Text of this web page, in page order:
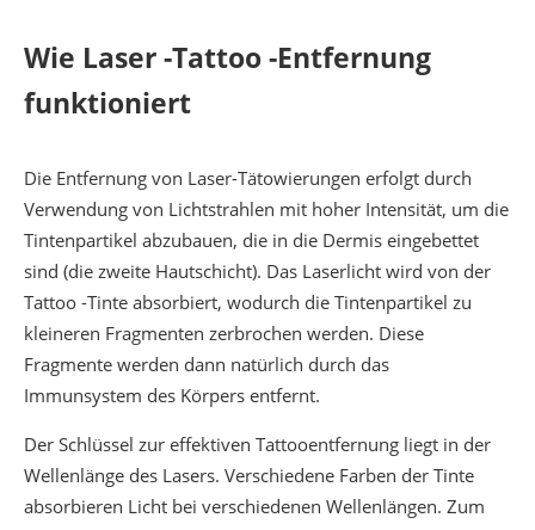
Wie Laser -Tattoo -Entfernung
funktioniert
Die Entfernung von Laser-Tätowierungen erfolgt durch
Verwendung von Lichtstrahlen mit hoher Intensität, um die
Tintenpartikel abzubauen, die in die Dermis eingebettet
sind (die zweite Hautschicht). Das Laserlicht wird von der
Tattoo -Tinte absorbiert, wodurch die Tintenpartikel zu
kleineren Fragmenten zerbrochen werden. Diese
Fragmente werden dann natürlich durch das
Immunsystem des Körpers entfernt.
Der Schlüssel zur effektiven Tattooentfernung liegt in der
Wellenlänge des Lasers. Verschiedene Farben der Tinte
absorbieren Licht bei verschiedenen Wellenlängen. Zum